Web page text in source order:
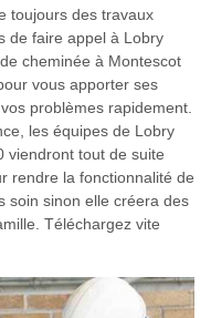
toujours des travaux
de faire appel à Lobry
cheminée à Montescot
vous apporter ses
problèmes rapidement.
les équipes de Lobry
viendront tout de suite
rendre la fonctionnalité de
soin sinon elle créera des
Téléchargez vite